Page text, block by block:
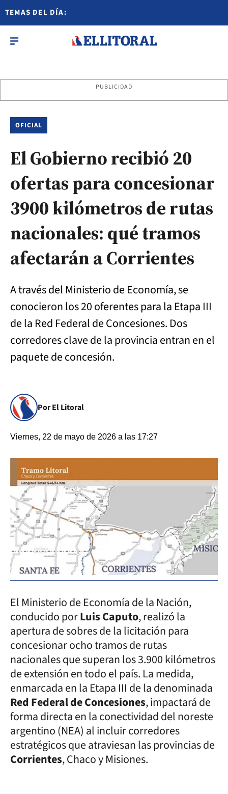
TEMAS DEL DÍA:
PUBLICIDAD
OFICIAL
El Gobierno recibió 20
ofertas para concesionar
3900 kilómetros de rutas
nacionales: qué tramos
afectarán a Corrientes
A través del Ministerio de Economía, se
conocieron los 20 oferentes para la Etapa III
de la Red Federal de Concesiones. Dos
corredores clave de la provincia entran en el
paquete de concesión.
Por El Litoral
Viernes, 22 de mayo de 2026 a las 17:27
El Ministerio de Economía de la Nación,
conducido porLuis Caputo, realizó la
apertura de sobres de la licitación para
concesionar ocho tramos de rutas
nacionales que superan los 3.900 kilómetros
de extensión en todo el país. La medida,
enmarcada en la Etapa III de la denominada
Red Federal de Concesiones, impactará de
forma directa en la conectividad del noreste
argentino (NEA) al incluir corredores
estratégicos que atraviesan las provincias de
Corrientes, Chaco y Misiones.